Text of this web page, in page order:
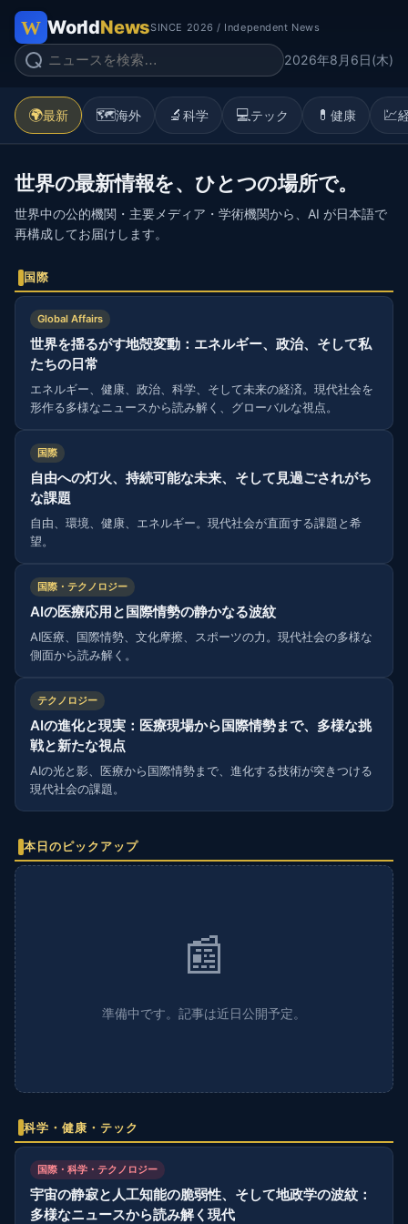
WorldNewsSINCE 2026 / Independent News
2026年8月6日(木)
🌍最新 🗺️海外 🔬 科学 💻テック 💊 健康 💹
世界の最新情報を、ひとつの場所で。
世界中の公的機関・主要メディア・学術機関から、AI が日本語で
再構成してお届けします。
国際
Global Affairs
世界を揺るがす地殻変動：エネルギー、政治、そして私
たちの日常
エネルギー、健康、政治、科学、そして未来の経済。現代社会を
形作る多様なニュースから読み解く、グローバルな視点。
国際
自由への灯火、持続可能な未来、そして見過ごされがち
な課題
自由、環境、健康、エネルギー。現代社会が直面する課題と希
望。
国際・テクノロジー
AIの医療応用と国際情勢の静かなる波紋
AI医療、国際情勢、文化摩擦、スポーツの力。現代社会の多様な
側面から読み解く。
テクノロジー
AIの進化と現実：医療現場から国際情勢まで、多様な挑
戦と新たな視点
AIの光と影、医療から国際情勢まで、進化する技術が突きつける
現代社会の課題。
本日のピックアップ
📰
準備中です。記事は近日公開予定。
科学・健康・テック
国際・科学・テクノロジー
宇宙の静寂と人工知能の脆弱性、そして地政学の波紋：
多様なニュースから読み解く現代